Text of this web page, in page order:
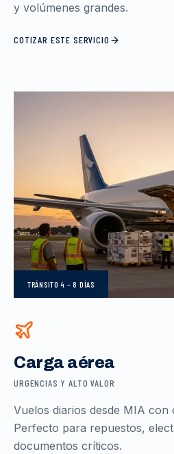
y volúmenes grandes.
COTIZAR ESTE SERVICIO
TRÁNSITO4 – 8 DÍAS
Carga aérea
URGENCIAS Y ALTO VALOR
Vuelos diarios desde MIA con
Perfecto para repuestos,
documentos críticos.